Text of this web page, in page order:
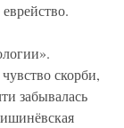
скорби,
забывалась